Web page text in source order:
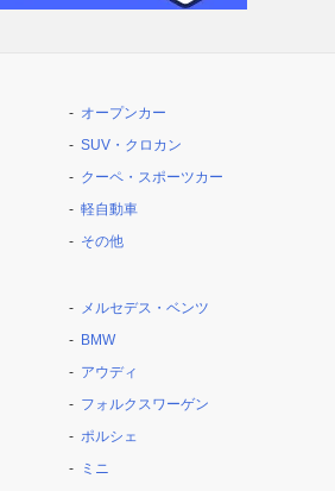
オープンカー
SUV・クロカン
クーペ・スポーツカー
軽自動車
その他
メルセデス・ベンツ
BMW
アウディ
フォルクスワーゲン
ポルシェ
ミニ